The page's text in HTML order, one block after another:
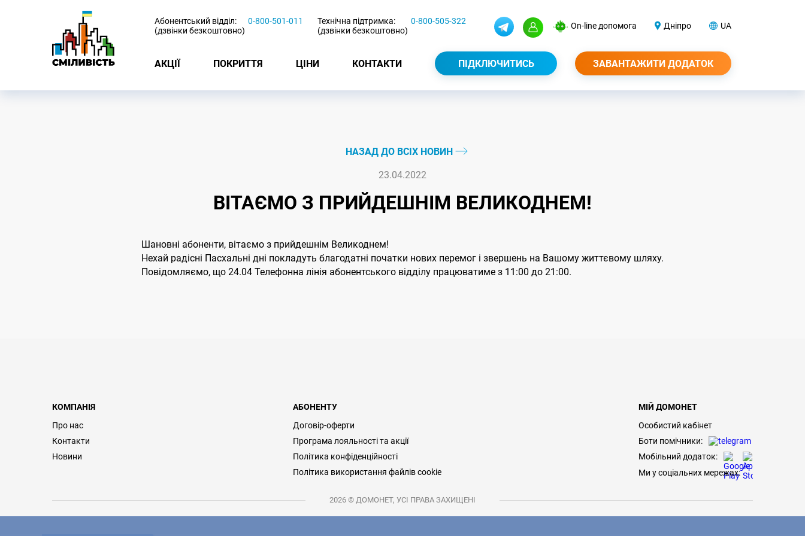
Абонентський відділ:
(дзвінки безкоштовно)
0-800-501-011
Технічна підтримка:
(дзвінки безкоштовно)
0-800-505-322 On-line допомога Дніпро UA
АКЦІЇ ПОКРИТТЯ ЦІНИ КОНТАКТИ ПІДКЛЮЧИТИСЬ ЗАВАНТАЖИТИ ДОДАТОК
НАЗАД ДО ВСІХ НОВИН
23.04.2022
ВІТАЄМО З ПРИЙДЕШНІМ ВЕЛИКОДНЕМ!
Шановні абоненти, вітаємо з прийдешнім Великоднем!
Нехай радісні Пасхальні дні покладуть благодатні початки нових перемог і звершень на Вашому життєвому шляху.
Повідомляємо, що 24.04 Телефонна лінія абонентського відділу працюватиме з 11:00 до 21:00.
КОМПАНІЯ
Про нас
Контакти
Новини
АБОНЕНТУ
Договір-оферти
Програма лояльності та акції
Політика конфіденційності
Політика використання файлів cookie
МІЙ ДОМОНЕТ
Особистий кабінет
Боти помічники:
Мобільний додаток:
Ми у соціальних мережах:
2026 © ДОМОНЕТ, УСІ ПРАВА ЗАХИЩЕНІ